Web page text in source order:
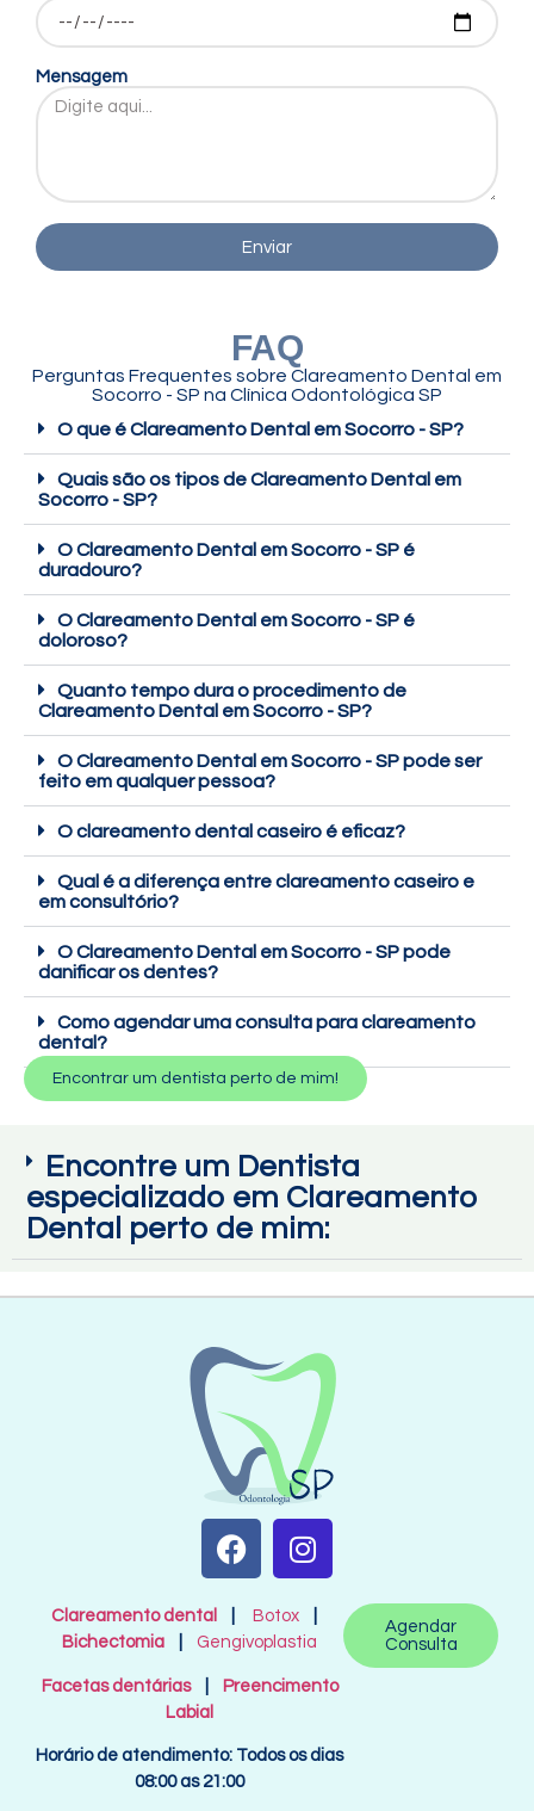
Mensagem
Enviar
FAQ
Perguntas Frequentes sobre Clareamento Dental em
Socorro - SP na Clínica Odontológica SP
O que é Clareamento Dental em Socorro - SP?
Quais são os tipos de Clareamento Dental em
Socorro - SP?
O Clareamento Dental em Socorro - SP é
duradouro?
O Clareamento Dental em Socorro - SP é
doloroso?
Quanto tempo dura o procedimento de
Clareamento Dental em Socorro - SP?
O Clareamento Dental em Socorro - SP pode ser
feito em qualquer pessoa?
O clareamento dental caseiro é eficaz?
Qual é a diferença entre clareamento caseiro e
em consultório?
O Clareamento Dental em Socorro - SP pode
danificar os dentes?
Como agendar uma consulta para clareamento
dental?
Encontrar um dentista perto de mim!
Encontre um Dentista
especializado em Clareamento
Dental perto de mim:
Clareamento dental Botox
Bichectomia
Gengivoplastia
Facetas dentárias
Preencimento
Labial
Horário de atendimento: Todos os dias
08:00 as 21:00
Agendar
Consulta